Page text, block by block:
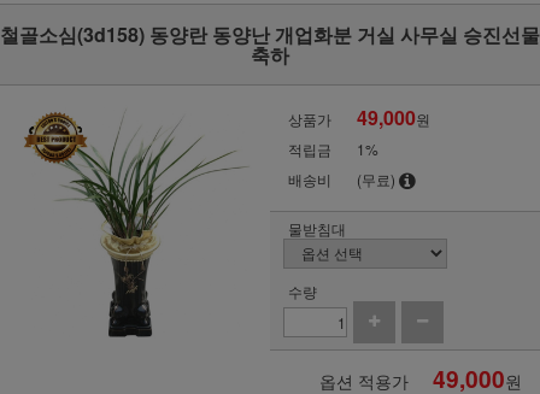
철골소심(3d158) 동양란 동양난 개업화분 거실 사무실 승진선물
축하
상품가 49,000원
적립금
1%
배송비
(무료)
물받침대
수량
옵션 적용가 49,000원